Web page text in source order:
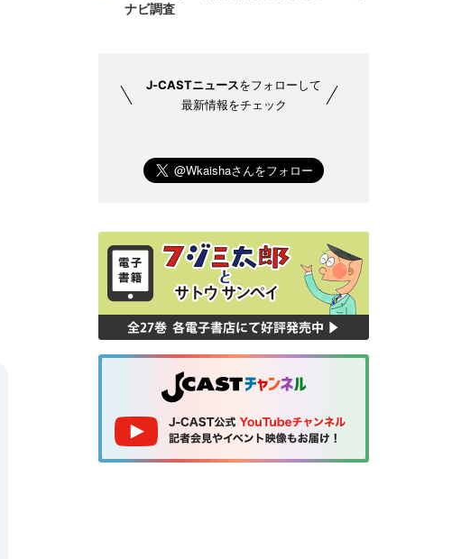
ナビ調査
J-CASTニュースをフォローして
最新情報をチェック